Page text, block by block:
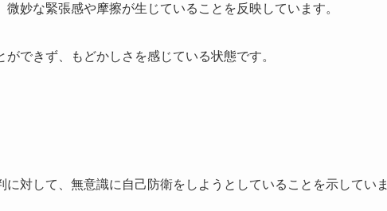
妙な緊張感や摩擦が生じていることを反映しています。
できず、もどかしさを感じている状態です。
対して、無意識に自己防衛をしようとしていることを示していま